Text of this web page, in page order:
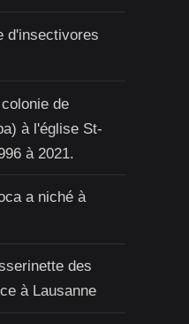
d'insectivores
de
à l'église St-
à 2021.
a niché à
des
à Lausanne